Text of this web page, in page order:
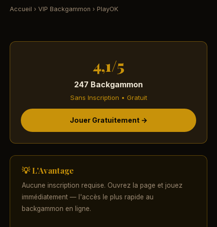
Accueil › VIP Backgammon › PlayOK
4,1/5
247 Backgammon
Sans Inscription • Gratuit
Jouer Gratuitement →
💡 L'Avantage
Aucune inscription requise. Ouvrez la page et jouez
immédiatement — l'accès le plus rapide au
backgammon en ligne.